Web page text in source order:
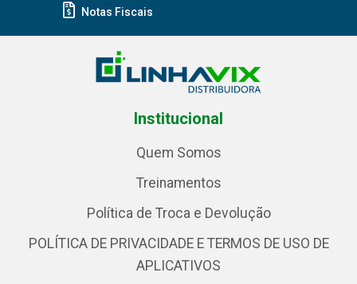
Notas Fiscais
Institucional
Quem Somos
Treinamentos
Política de Troca e Devolução
POLÍTICA DE PRIVACIDADE E TERMOS DE USO DE
APLICATIVOS